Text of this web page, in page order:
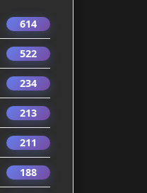
614
522
234
213
211
188